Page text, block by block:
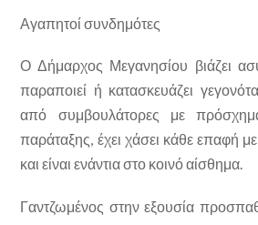
Αγαπητοί συνδημότες
Ο Δήμαρχος Μεγανησίου βιάζει
παραποιεί ή κατασκευάζει
από συμβουλάτορες με
παράταξης, έχει χάσει κάθε επαφή
και είναι ενάντια στο κοινό αίσθημα.
Γαντζωμένος στην εξουσία